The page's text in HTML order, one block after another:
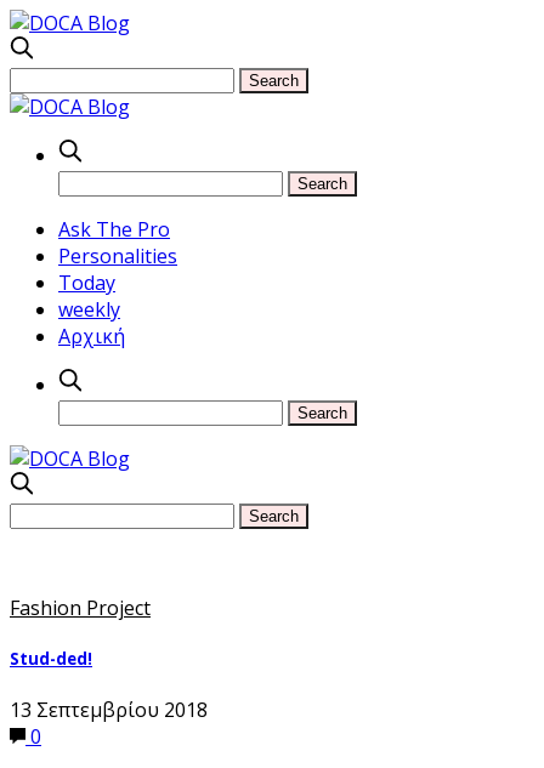
Ask The Pro
Personalities
Today
weekly
Αρχική
Fashion Project
Stud-ded!
13 Σεπτεμβρίου 2018
0